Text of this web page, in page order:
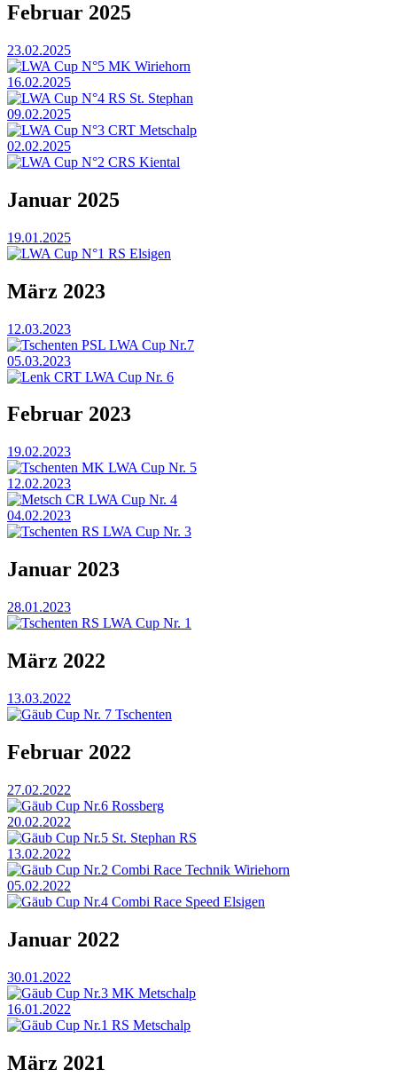
Februar 2025
23.02.2025
LWA Cup N°5 MK Wiriehorn
16.02.2025
LWA Cup N°4 RS St. Stephan
09.02.2025
LWA Cup N°3 CRT Metschalp
02.02.2025
LWA Cup N°2 CRS Kiental
Januar 2025
19.01.2025
LWA Cup N°1 RS Elsigen
März 2023
12.03.2023
Tschenten PSL LWA Cup Nr.7
05.03.2023
Lenk CRT LWA Cup Nr. 6
Februar 2023
19.02.2023
Tschenten MK LWA Cup Nr. 5
12.02.2023
Metsch CR LWA Cup Nr. 4
04.02.2023
Tschenten RS LWA Cup Nr. 3
Januar 2023
28.01.2023
Tschenten RS LWA Cup Nr. 1
März 2022
13.03.2022
Gäub Cup Nr. 7 Tschenten
Februar 2022
27.02.2022
Gäub Cup Nr.6 Rossberg
20.02.2022
Gäub Cup Nr.5 St. Stephan RS
13.02.2022
Gäub Cup Nr.2 Combi Race Technik Wiriehorn
05.02.2022
Gäub Cup Nr.4 Combi Race Speed Elsigen
Januar 2022
30.01.2022
Gäub Cup Nr.3 MK Metschalp
16.01.2022
Gäub Cup Nr.1 RS Metschalp
März 2021